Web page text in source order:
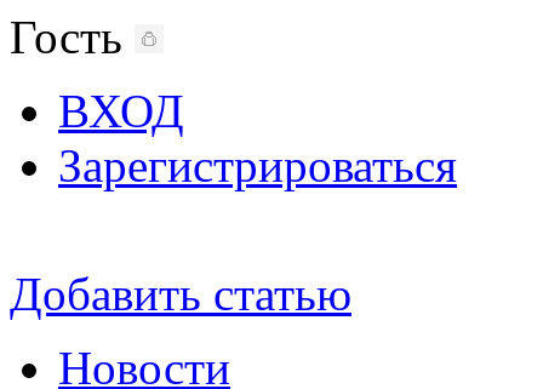
Гость
ВХОД
Зарегистрироваться
Добавить статью
Новости